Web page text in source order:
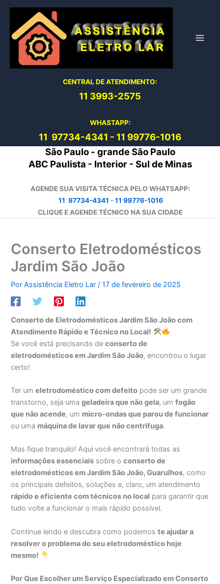
conteúdo
CENTRAL DE ATENDIMENTO:
11 3993-2575
WHASTAPP:
11 97734-4341 - 11 99776-1016
São Paulo - grande São Paulo
ABC Paulista - Interior - Sul de Minas
AGENDE SUA VISITA TÉCNICA PELO WHATSAPP:
11 97734-4341 -11 99776-1016
CLIQUE E AGENDE TÉCNICO NA SUA CIDADE
Conserto Eletrodomésticos
Jardim São João
PorAssistência Eletro Lar/17 de fevereiro de 2025
Conserto de Eletrodomésticos Jardim São João com
Atendimento Rápido e Técnico no Local!
Se você está precisando deconserto de
eletrodomésticos em Jardim São João, encontrou o lugar
certo!
Ter umeletrodoméstico com defeito pode ser um grande
transtorno, seja umageladeira que não gela, umfogão
que não acende, um micro-ondas que parou de funcionar
ou uma máquina de lavar que não centrifuga.
Mas fique tranquilo! Aqui você encontrará todas as
informações essenciais sobre oconserto de
eletrodomésticos em Jardim São João, Guarulhos, como
os principais defeitos, soluções e, claro, um atendimento
rápido e eficiente com técnicos no local para garantir que
tudo volte a funcionar o mais rápido possível.
Continue lendo e descubra como podemoste ajudar a
resolver o problema do seu eletrodoméstico hoje
mesmo!
Por Que Escolher um Serviço Especializado em Conserto